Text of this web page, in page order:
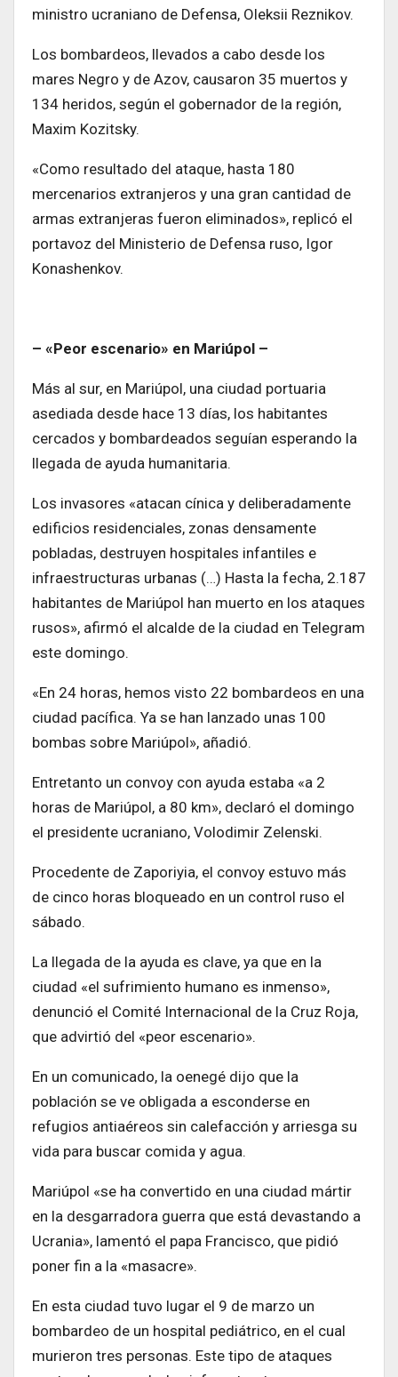
ministro ucraniano de Defensa, Oleksii Reznikov.
Los bombardeos, llevados a cabo desde los
mares Negro y de Azov, causaron 35 muertos y
134 heridos, según el gobernador de la región,
Maxim Kozitsky.
«Como resultado del ataque, hasta 180
mercenarios extranjeros y una gran cantidad de
armas extranjeras fueron eliminados», replicó el
portavoz del Ministerio de Defensa ruso, Igor
Konashenkov.
– «Peor escenario» en Mariúpol –
Más al sur, en Mariúpol, una ciudad portuaria
asediada desde hace 13 días, los habitantes
cercados y bombardeados seguían esperando la
llegada de ayuda humanitaria.
Los invasores «atacan cínica y deliberadamente
edificios residenciales, zonas densamente
pobladas, destruyen hospitales infantiles e
infraestructuras urbanas (…) Hasta la fecha, 2.187
habitantes de Mariúpol han muerto en los ataques
rusos», afirmó el alcalde de la ciudad en Telegram
este domingo.
«En 24 horas, hemos visto 22 bombardeos en una
ciudad pacífica. Ya se han lanzado unas 100
bombas sobre Mariúpol», añadió.
Entretanto un convoy con ayuda estaba «a 2
horas de Mariúpol, a 80 km», declaró el domingo
el presidente ucraniano, Volodimir Zelenski.
Procedente de Zaporiyia, el convoy estuvo más
de cinco horas bloqueado en un control ruso el
sábado.
La llegada de la ayuda es clave, ya que en la
ciudad «el sufrimiento humano es inmenso»,
denunció el Comité Internacional de la Cruz Roja,
que advirtió del «peor escenario».
En un comunicado, la oenegé dijo que la
población se ve obligada a esconderse en
refugios antiaéreos sin calefacción y arriesga su
vida para buscar comida y agua.
Mariúpol «se ha convertido en una ciudad mártir
en la desgarradora guerra que está devastando a
Ucrania», lamentó el papa Francisco, que pidió
poner fin a la «masacre».
En esta ciudad tuvo lugar el 9 de marzo un
bombardeo de un hospital pediátrico, en el cual
murieron tres personas. Este tipo de ataques